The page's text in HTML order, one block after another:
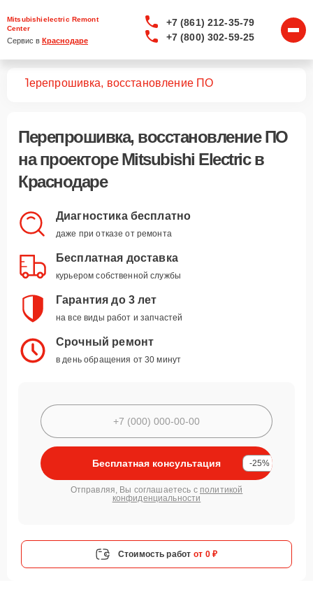
Mitsubishielectric Remont
Center
Сервис в Краснодаре
+7 (861) 212-35-79
+7 (800) 302-59-25
Перепрошивка, восстановление ПО
Перепрошивка, восстановление ПО
на проекторе Mitsubishi Electric в
Краснодаре
Диагностика бесплатно
даже при отказе от ремонта
Бесплатная доставка
курьером собственной службы
Гарантия до 3 лет
на все виды работ и запчастей
Срочный ремонт
в день обращения от 30 минут
Бесплатная консультация -25%
Отправляя, Вы соглашаетесь с политикой
конфиденциальности
Стоимость работ от 0 ₽